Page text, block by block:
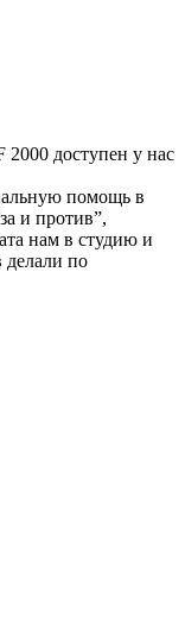
доступен у нас
помощь в
и против”,
нам в студию и
делали по